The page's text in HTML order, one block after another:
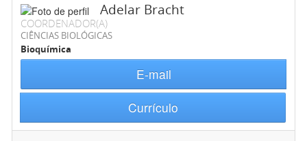
Adelar Bracht
COORDENADOR(A)
CIÊNCIAS BIOLÓGICAS
Bioquímica
E-mail
Currículo